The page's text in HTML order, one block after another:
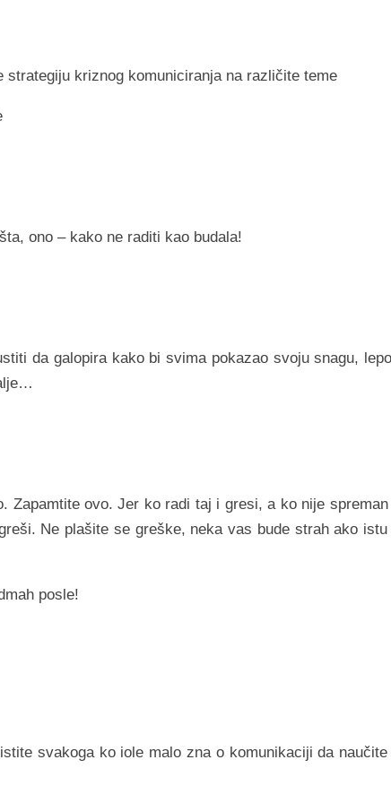
kriznog komuniciranja na različite teme
ono – kako ne raditi kao budala!
da galopira kako bi svima pokazao svoju snagu,
Zapamtite ovo. Jer ko radi taj i gresi, a ko nije
Ne plašite se greške, neka vas bude strah ako istu
posle!
svakoga ko iole malo zna o komunikaciji da naučite